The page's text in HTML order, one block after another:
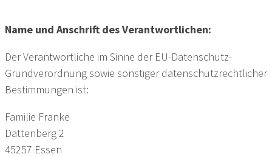
Name und Anschrift des Verantwortlichen:
Der Verantwortliche im Sinne der EU-Datenschutz-
Grundverordnung sowie sonstiger datenschutzrechtlicher
Bestimmungen ist:
Familie Franke
Dattenberg 2
45257 Essen